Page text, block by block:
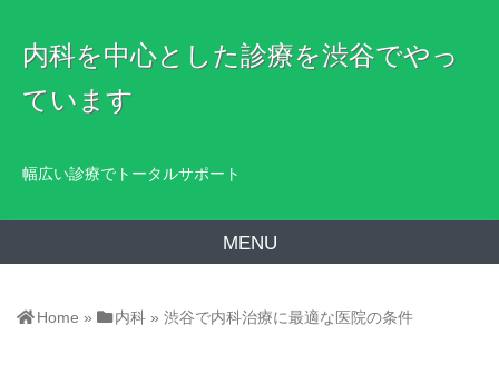
内科を中心とした診療を渋谷でやっ
ています
幅広い診療でトータルサポート
MENU
Home » 内科 »渋谷で内科治療に最適な医院の条件